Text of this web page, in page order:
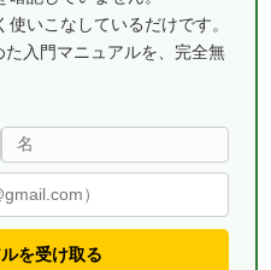
いこなしているだけです。
入門マニュアルを、完全無
を受け取る